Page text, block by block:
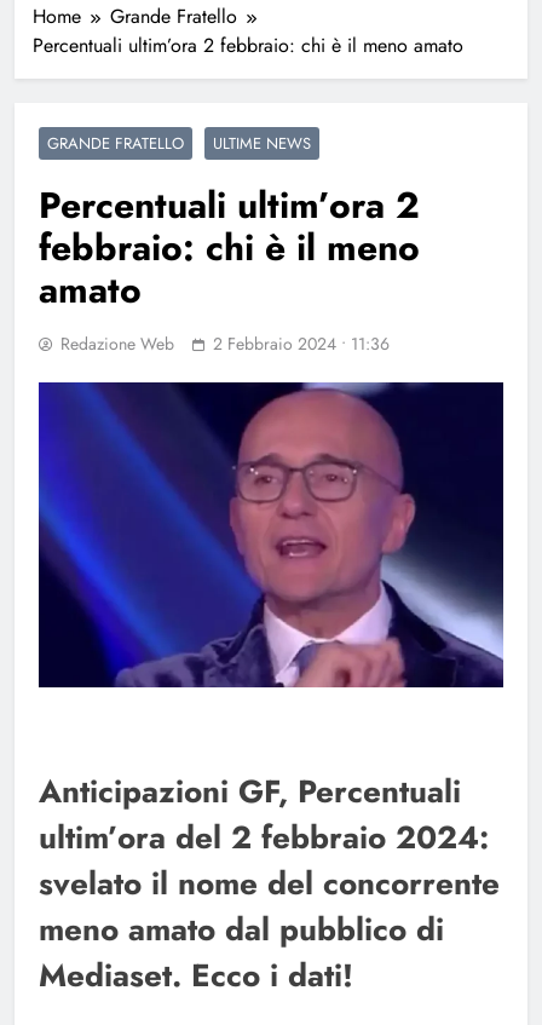
Home
Grande Fratello
Percentuali ultim’ora 2 febbraio: chi è il meno amato
GRANDE FRATELLO ULTIME NEWS
Percentuali ultim’ora 2
febbraio: chi è il meno
amato
Redazione Web 2 Febbraio 2024 • 11:36
Anticipazioni GF, Percentuali
ultim’ora del 2 febbraio 2024:
svelato il nome del concorrente
meno amato dal pubblico di
Mediaset. Ecco i dati!